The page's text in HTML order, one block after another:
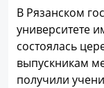
В Рязанском
университете
состоялась
выпускникам
получили